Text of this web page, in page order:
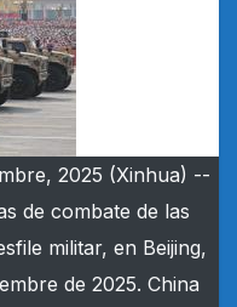
2025 (Xinhua) --
de combate de las
militar, en Beijing,
de 2025. China